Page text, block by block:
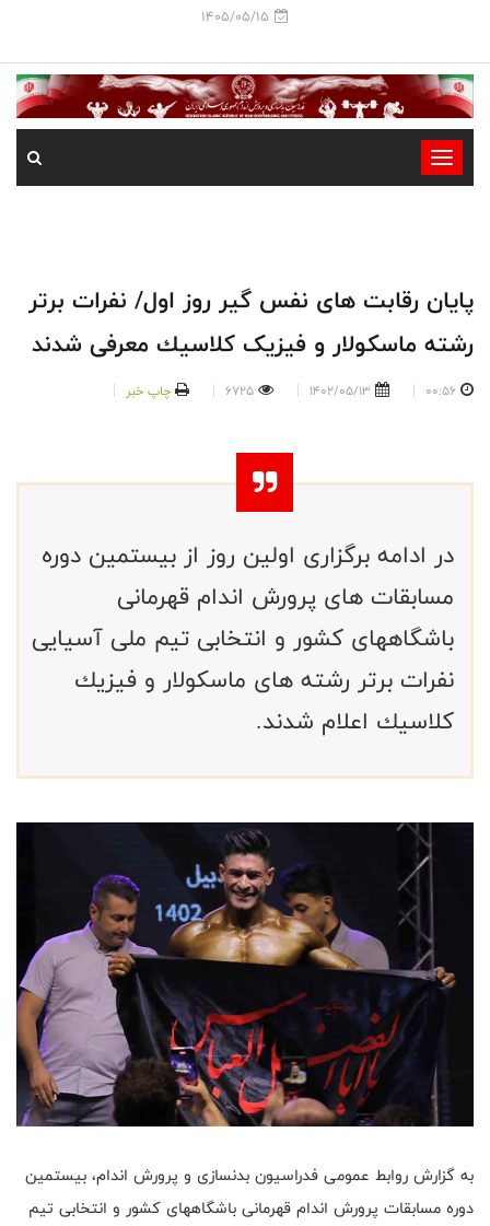
1405/05/15
-
-
-
پايان رقابت هاى نفس گير روز اول/ نفرات برتر
رشته ماسكولار و فيزيک كلاسيك معرفى شدند
00:56
1402/05/13
6725 چاپ خبر
در ادامه برگزارى اولين روز از بيستمين دوره
مسابقات هاى پرورش اندام قهرمانى
باشگاههاى كشور و انتخابى تيم ملى آسيايى
نفرات برتر رشته هاى ماسكولار و فيزيك
كلاسيك اعلام شدند.
به گزارش روابط عمومى فدراسيون بدنسازى و پرورش اندام، بيستمين
دوره مسابقات پرورش اندام قهرمانى باشگاههاى كشور و انتخابى تيم